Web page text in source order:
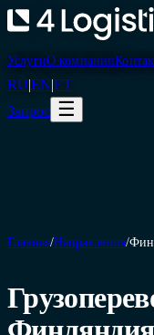
УслугиО компании
RU|EN|ET
Запрос ☰
Главная/Направления/